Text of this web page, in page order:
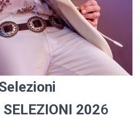
SELEZIONI 2026